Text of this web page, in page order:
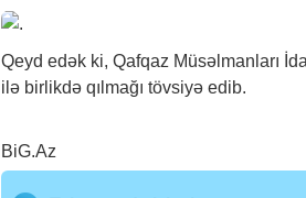
Qeyd edək ki, Qafqaz Müsəlmanları
ilə birlikdə qılmağı tövsiyə edib.
BiG.Az